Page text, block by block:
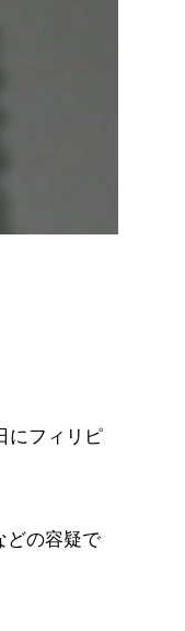
にフィリピ
どの容疑で